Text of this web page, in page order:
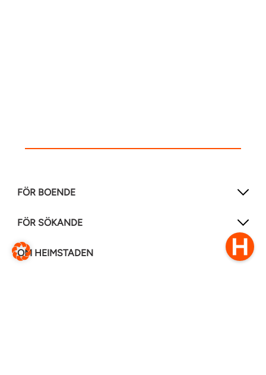
FÖR BOENDE
FÖR SÖKANDE
OM HEIMSTADEN